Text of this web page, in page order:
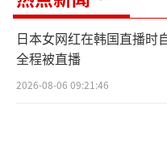
日本女网红在韩国直播时
全程被直播
2026-08-06 09:21:46